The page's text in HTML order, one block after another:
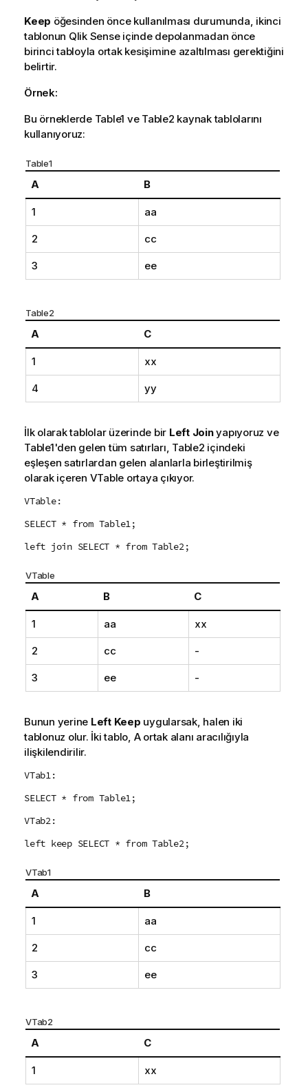
Keep öğesinden önce kullanılması durumunda, ikinci
tablonun Qlik Senseiçinde depolanmadan önce
birinci tabloyla ortak kesişimine azaltılması gerektiğini
belirtir.
Örnek:
Bu örneklerde Table1 ve Table2 kaynak tablolarını
kullanıyoruz:
Table1
A B
1 aa
2 cc
3 ee
Table2
A C
1 xx
4 yy
İlk olarak tablolar üzerinde bir Left Joinyapıyoruz ve
Table1'den gelen tüm satırları, Table2 içindeki
eşleşen satırlardan gelen alanlarla birleştirilmiş
olarak içeren VTable ortaya çıkıyor.
VTable:
SELECT * from Table1;
left join SELECT * from Table2;
VTable
A B C
1 aa xx
2 cc -
3 ee -
Bunun yerine Left Keep uygularsak, halen iki
tablonuz olur. İki tablo, Aortak alanı aracılığıyla
ilişkilendirilir.
VTab1:
SELECT * from Table1;
VTab2:
left keep SELECT * from Table2;
VTab1
A B
1 aa
2 cc
3 ee
VTab2
A C
1 xx